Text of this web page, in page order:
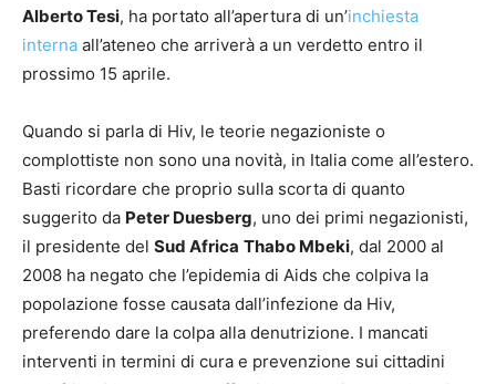
Alberto Tesi, ha portato all’apertura di un’inchiesta
interna all’ateneo che arriverà a un verdetto entro il
prossimo 15 aprile.
Quando si parla di Hiv, le teorie negazioniste o
complottiste non sono una novità, in Italia come all’estero.
Basti ricordare che proprio sulla scorta di quanto
suggerito da Peter Duesberg, uno dei primi negazionisti,
il presidente del Sud Africa Thabo Mbeki, dal 2000 al
2008 ha negato che l’epidemia di Aids che colpiva la
popolazione fosse causata dall’infezione da Hiv,
preferendo dare la colpa alla denutrizione. I mancati
interventi in termini di cura e prevenzione sui cittadini